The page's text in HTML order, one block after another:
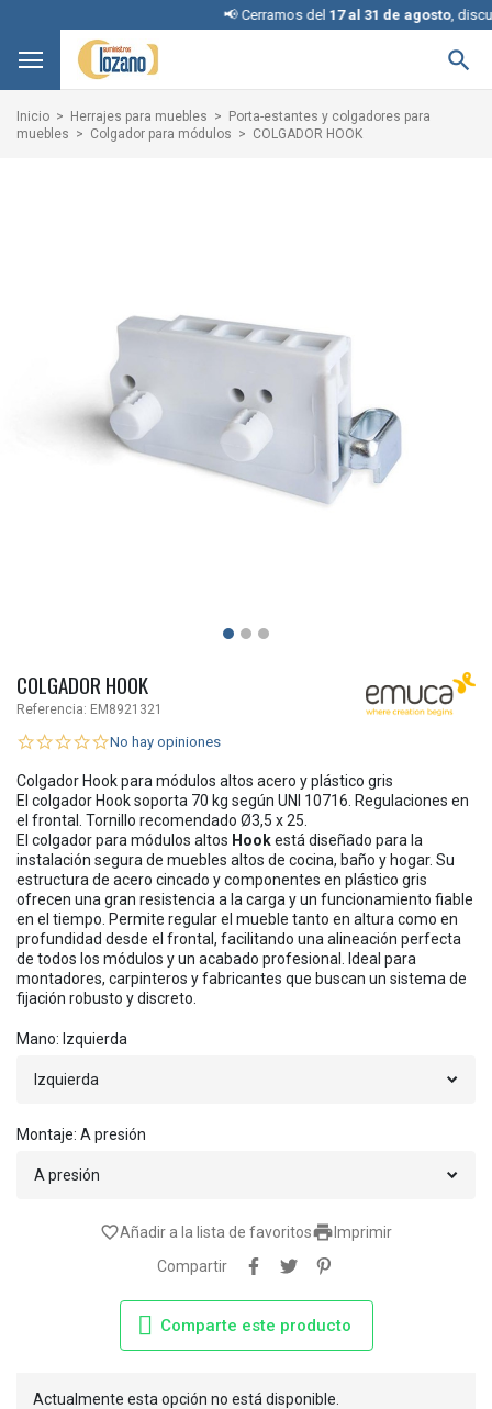
📢 Cerramos del17 al 31 de agosto, disculpe

Inicio Herrajes para muebles
Porta-estantes y colgadores para
muebles
Colgador para módulos COLGADOR HOOK
COLGADOR HOOK
Referencia: EM8921321
No hay opiniones
Colgador Hook para módulos altos acero y plástico gris
El colgador Hook soporta 70 kg según UNI 10716. Regulaciones en
el frontal. Tornillo recomendado Ø3,5 x 25.
El colgador para módulos altos Hookestá diseñado para la
instalación segura de muebles altos de cocina, baño y hogar. Su
estructura de acero cincado y componentes en plástico gris
ofrecen una gran resistencia a la carga y un funcionamiento fiable
en el tiempo. Permite regular el mueble tanto en altura como en
profundidad desde el frontal, facilitando una alineación perfecta
de todos los módulos y un acabado profesional. Ideal para
montadores, carpinteros y fabricantes que buscan un sistema de
fijación robusto y discreto.
Mano: Izquierda
Montaje: A presión
 Imprimir
favorite_borderAñadir a la lista de favoritos
Compartir
Comparte este producto
Actualmente esta opción no está disponible.